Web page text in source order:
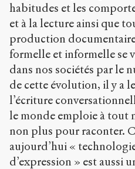
habitudes et les
et à la lecture ainsi que
production documentaire
formelle et informelle se
dans nos sociétés par le
de cette évolution, il y a
l’écriture
le monde emploie à tout
non plus pour raconter.
aujourd’hui «
d’expression » est aussi